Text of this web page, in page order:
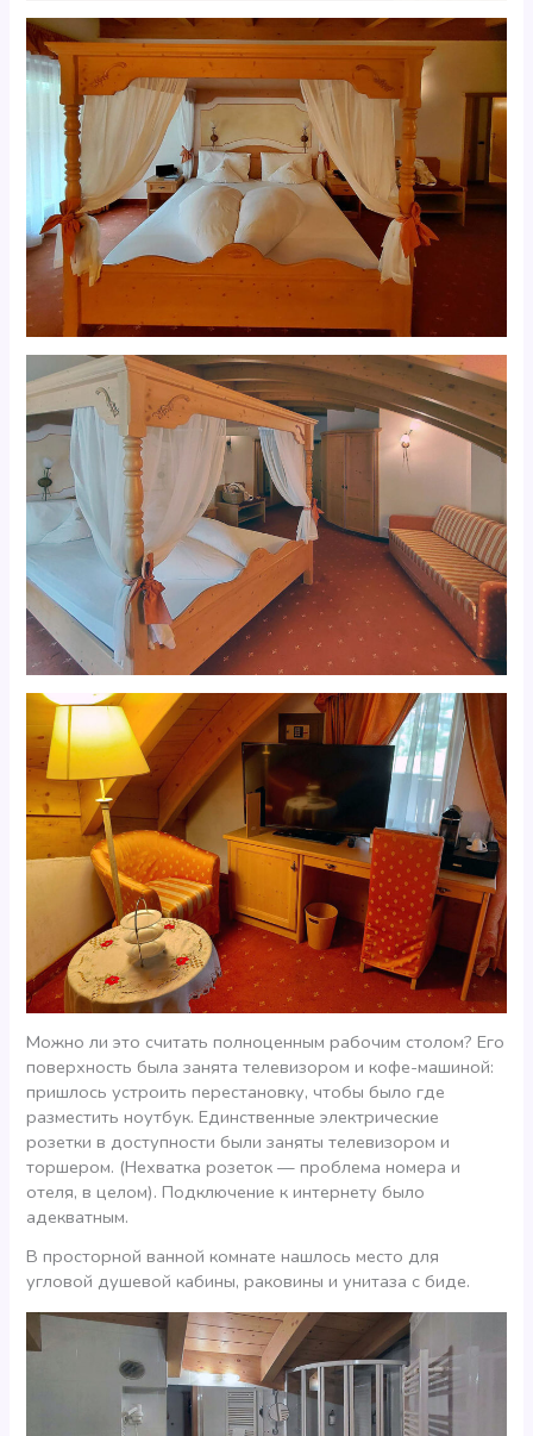
Можно ли это считать полноценным рабочим столом? Его
поверхность была занята телевизором и кофе-машиной:
пришлось устроить перестановку, чтобы было где
разместить ноутбук. Единственные электрические
розетки в доступности были заняты телевизором и
торшером. (Нехватка розеток — проблема номера и
отеля, в целом). Подключение к интернету было
адекватным.
В просторной ванной комнате нашлось место для
угловой душевой кабины, раковины и унитаза с биде.